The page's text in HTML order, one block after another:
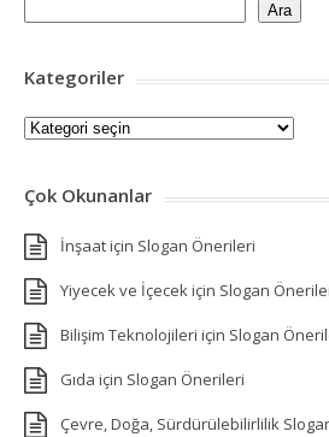
Ara
Kategoriler
Kategoriler
Çok Okunanlar
İnşaat için Slogan Önerileri
Yiyecek ve İçecek için Slogan
Bilişim Teknolojileri için Slogan
Gıda için Slogan Önerileri
Çevre, Doğa, Sürdürülebilirlilik